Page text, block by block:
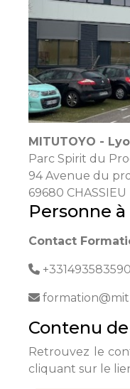
MITUTOYO -
Parc Spirit du
94 Avenue du
69680 CHASSIEU
Personne
Contact
+331493583590
Contenu
Retrouvez le
cliquant sur le